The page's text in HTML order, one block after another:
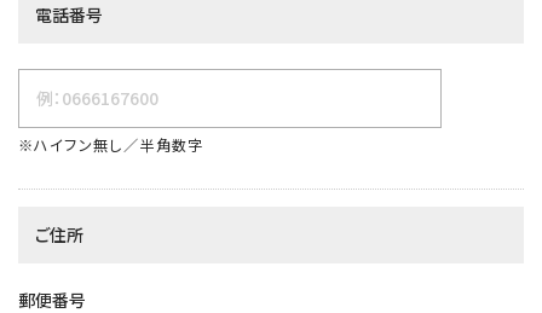
電話番号
※ハイフン無し／半角数字
ご住所
郵便番号